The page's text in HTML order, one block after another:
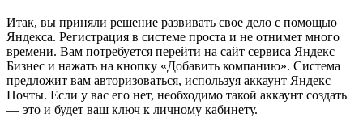
Итак, вы приняли решение развивать свое дело с помощью
Яндекса. Регистрация в системе проста и не отнимет много
времени. Вам потребуется перейти на сайт сервиса Яндекс
Бизнес и нажать на кнопку «Добавить компанию». Система
предложит вам авторизоваться, используя аккаунт Яндекс
Почты. Если у вас его нет, необходимо такой аккаунт создать
— это и будет ваш ключ к личному кабинету.